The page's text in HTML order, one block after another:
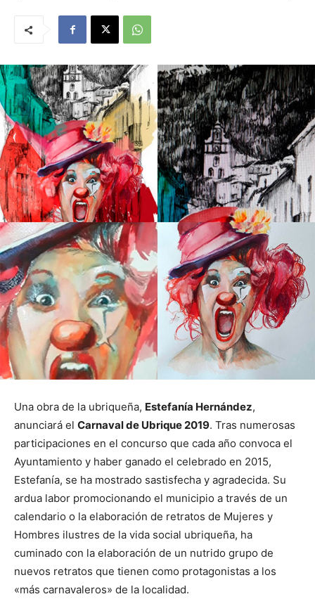
Una obra de la ubriqueña, Estefanía Hernández,
anunciará el Carnaval de Ubrique 2019. Tras numerosas
participaciones en el concurso que cada año convoca el
Ayuntamiento y haber ganado el celebrado en 2015,
Estefanía, se ha mostrado sastisfecha y agradecida. Su
ardua labor promocionando el municipio a través de un
calendario o la elaboración de retratos de Mujeres y
Hombres ilustres de la vida social ubriqueña, ha
cuminado con la elaboración de un nutrido grupo de
nuevos retratos que tienen como protagonistas a los
«más carnavaleros» de la localidad.